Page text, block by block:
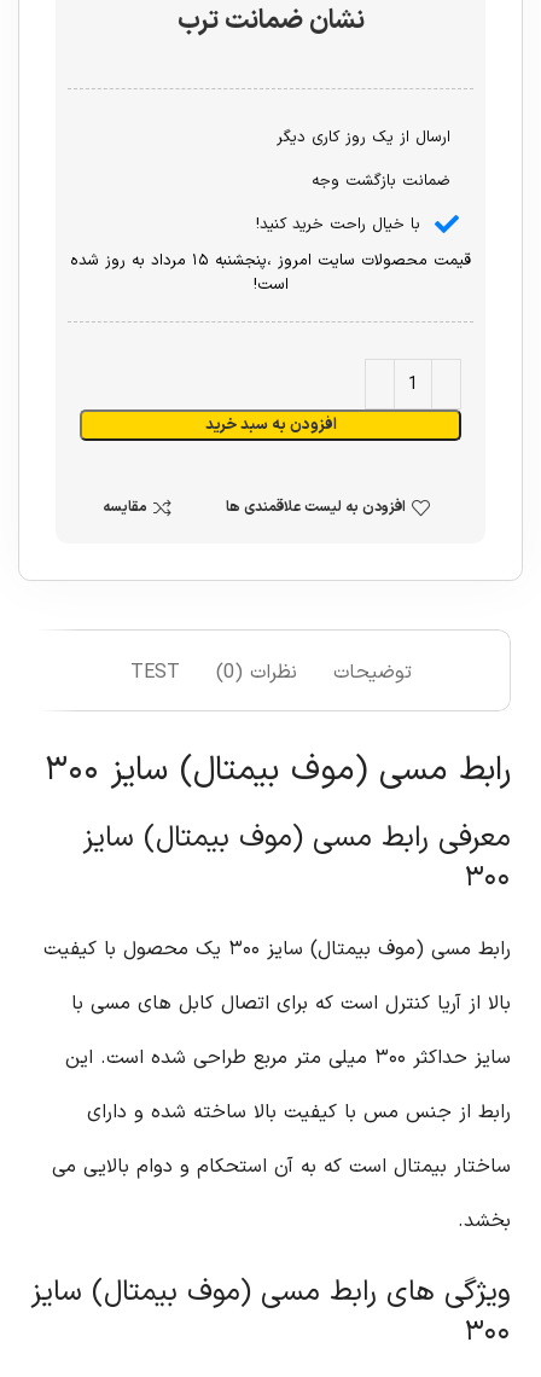
نشان ضمانت ترب
ارسال از یک روز کاری دیگر
ضمانت بازگشت وجه
با خیال راحت خرید کنید!
قیمت محصولات سایت امروز ،پنجشنبه ۱۵ مرداد به روز شده
است!
افزودن به سبد خرید
افزودن به لیست علاقمندی ها مقایسه
توضیحات نظرات (0) TEST
رابط مسی (موف بیمتال) سایز ۳۰۰
معرفی رابط مسی (موف بیمتال) سایز
۳۰۰
رابط مسی (موف بیمتال) سایز ۳۰۰ یک محصول با کیفیت
بالا از آریا کنترل است که برای اتصال کابل های مسی با
سایز حداکثر ۳۰۰ میلی متر مربع طراحی شده است. این
رابط از جنس مس با کیفیت بالا ساخته شده و دارای
ساختار بیمتال است که به آن استحکام و دوام بالایی می
بخشد.
ویژگی های رابط مسی (موف بیمتال) سایز
۳۰۰